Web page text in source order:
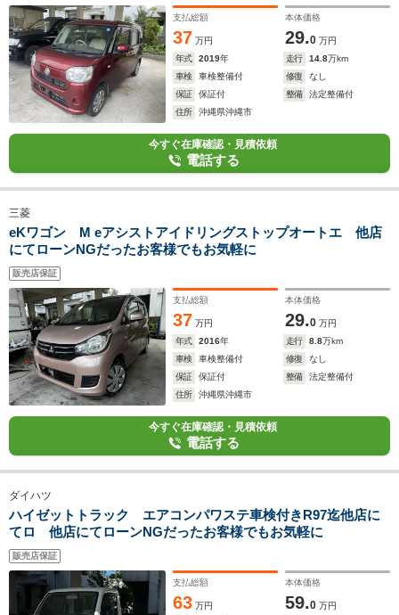
支払総額
37 万円
本体価格
29.0 万円
年式
2019年 走行 14.8万km
車検
車検整備付 修復
なし
保証
保証付 整備
法定整備付
住所
沖縄県沖縄市
今すぐ在庫確認・見積依頼
電話する
三菱
eKワゴン M eアシストアイドリングストップオートエ 他店
にてローンNGだったお客様でもお気軽に
販売店保証
支払総額
37 万円
本体価格
29.0 万円
年式
2016年 走行 8.8万km
車検
車検整備付 修復
なし
保証
保証付 整備
法定整備付
住所
沖縄県沖縄市
今すぐ在庫確認・見積依頼
電話する
ダイハツ
ハイゼットトラック エアコンパワステ車検付きR97迄他店に
てロ 他店にてローンNGだったお客様でもお気軽に
販売店保証
支払総額
63 万円
本体価格
59.0 万円